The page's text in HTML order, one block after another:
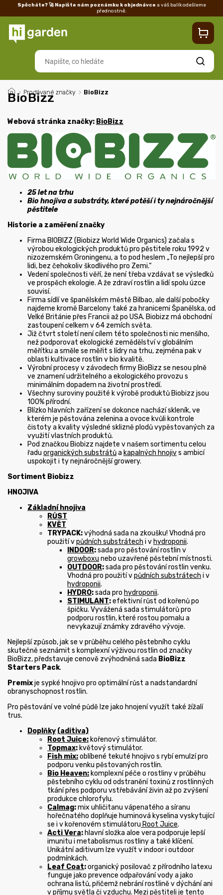
Spěcháte? 🚀 Napište nám poznámku k objednávce a váš balík odešleme
přednostně.
Vrácení/reklamace
Hledat
/ Prodávané značky / BioBizz
BioBizz
Webová stránka značky: BioBizz
25 let na trhu
Bio hnojiva a substráty, které potěší i ty nejnáročnější
pěstitele
Historie a zaměření značky
Firma BIOBIZZ (Biobizz World Wide Organics) začala s
výrobou ekologických produktů pro pěstitele roku 1992 v
nizozemském Groningenu, a to pod heslem „To nejlepší pro
lidi, bez čehokoliv škodlivého pro Zemi.“
Vedení společnosti věří, že není třeba vzdávat se výsledků
ve prospěch ekologie. A že zdraví rostlin a lidí spolu úzce
souvisí.
Firma sídlí ve španělském městě Bilbao, ale další pobočky
najdeme kromě Barcelony také za hranicemi Španělska, od
Velké Británie přes Francii až po USA. Biobizz má obchodní
zastoupení celkem v 64 zemích světa.
Již čtvrt století není cílem této společnosti nic menšího,
než podporovat ekologické zemědělství v globálním
měřítku a směle se měřit s lídry na trhu, zejména pak v
oblasti kultivace rostlin v bio kvalitě.
Výrobní procesy v závodech firmy BioBizz se nesou plně
ve znamení udržitelného a ekologického provozu s
minimálním dopadem na životní prostředí.
Všechny suroviny použité k výrobě produktů Biobizz jsou
100% přírodní.
Blízko hlavních zařízení se dokonce nachází skleník, ve
kterém je pěstována zelenina a ovoce kvůli kontrole
čistoty a kvality výsledné sklizně plodů vypěstovaných za
využití vlastních produktů.
Pod značkou Biobizz najdete v našem sortimentu celou
řadu organických substrátůa kapalných hnojivs ambicí
uspokojit i ty nejnáročnější growery.
Sortiment Biobizz
HNOJIVA
Základní hnojiva
RŮST
KVĚT
TRYPACK:výhodná sada na zkoušku! Vhodná pro
použití vpůdních substrátech i v hydroponii.
INDOOR:sada pro pěstování rostlin v
growboxu nebo uzavřené pěstební místnosti.
OUTDOOR:sada pro pěstování rostlin venku.
Vhodná pro použití vpůdních substrátech i v
hydroponii.
HYDRO:sada pro hydroponii.
STIMULANT:efektivní růst od kořenů po
špičku. Vyvážená sada stimulátorů pro
podporu rostlin, které rostou pomalu a
nevykazují známky zdravého vývoje.
Nejlepší způsob, jak se v průběhu celého pěstebního cyklu
skutečně seznámit s komplexní výživou rostlin od značky
BioBizz, představuje cenově zvýhodněná sada BioBizz
Starters Pack.
Premixje sypké hnojivo pro optimální růst a nadstandardní
obranyschopnost rostlin.
Pro pěstování ve volné půdě lze jako hnojení využít také žížalí
trus.
Doplňky (aditiva)
Root Juice: kořenový stimulátor.
Topmax: květový stimulátor.
Fish mix:oblíbené tekuté hnojivo s rybí emulzí pro
podporu venku pěstovaných rostlin.
Bio Heaven: komplexní péče o rostliny v průběhu
pěstebního cyklu od odstranění toxinů z rostlinných
tkání přes podporu vstřebávání živin až po zvýšení
produkce chlorofylu.
Calmag:mix uhličitanu vápenatého a síranu
hořečnatého doplňuje huminová kyselina vyskytující
se i v kořenovém stimulátoru Root Juice.
Acti Vera: hlavní složka aloe vera podporuje lepší
imunitu i metabolismus rostliny a také klíčení.
Unikátní aditivum lze využít v indoor i outdoor
podmínkách.
Leaf Coat:organický posilovač z přírodního latexu
funguje jako prevence odpařování vody a jako
ochrana listů, přičemž nebrání rostlině v dýchání ani
v příjmu světla či vzduchu. Mezi pěstiteli je tento